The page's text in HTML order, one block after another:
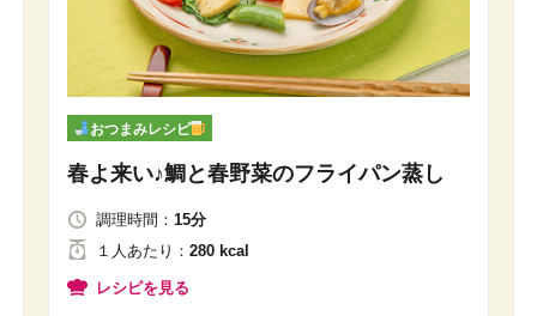
おつまみレシピ
春よ来い♪鯛と春野菜のフライパン蒸し
調理時間： 15分
１人あたり ： 280 kcal
レシピを見る